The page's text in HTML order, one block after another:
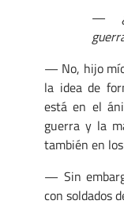
—
— No, hijo
la idea de
está en el
guerra y la
también en
— Sin
con soldados